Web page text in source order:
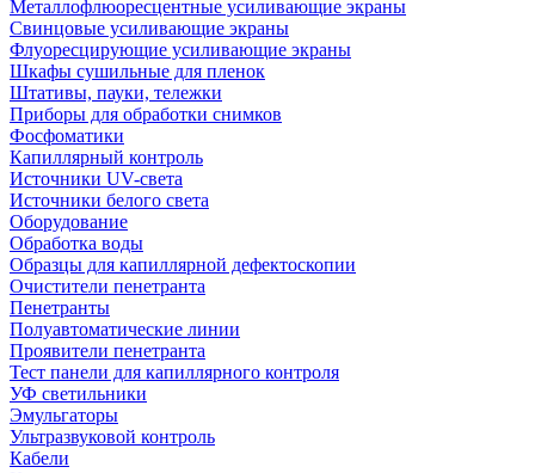
Металлофлюоресцентные усиливающие экраны
Свинцовые усиливающие экраны
Флуоресцирующие усиливающие экраны
Шкафы сушильные для пленок
Штативы, пауки, тележки
Приборы для обработки снимков
Фосфоматики
Капиллярный контроль
Источники UV-света
Источники белого света
Оборудование
Обработка воды
Образцы для капиллярной дефектоскопии
Очистители пенетранта
Пенетранты
Полуавтоматические линии
Проявители пенетранта
Тест панели для капиллярного контроля
УФ светильники
Эмульгаторы
Ультразвуковой контроль
Кабели